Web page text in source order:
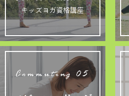
キッズヨガ資格講座
Commuting 05